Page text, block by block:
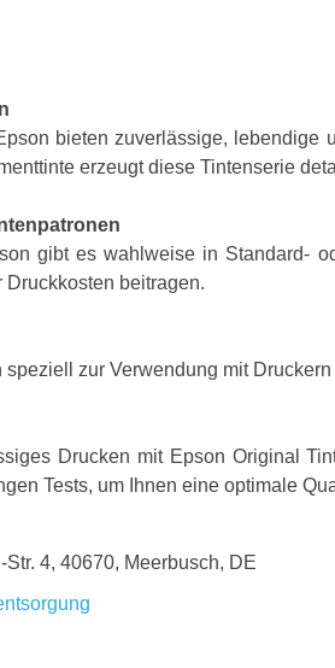
bieten zuverlässige,
erzeugt diese Tintenserie
gibt es wahlweise in Standard-
beitragen.
zur Verwendung mit
Drucken mit Epson Original
Tests, um Ihnen eine optimale
4, 40670, Meerbusch, DE